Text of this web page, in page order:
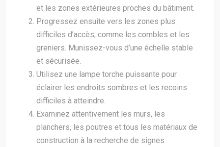
et les zones extérieures proches du bâtiment.
Progressez ensuite vers les zones plus
difficiles d’accès, comme les combles et les
greniers. Munissez-vous d’une échelle stable
et sécurisée.
Utilisez une lampe torche puissante pour
éclairer les endroits sombres et les recoins
difficiles à atteindre.
Examinez attentivement les murs, les
planchers, les poutres et tous les matériaux de
construction à la recherche de signes